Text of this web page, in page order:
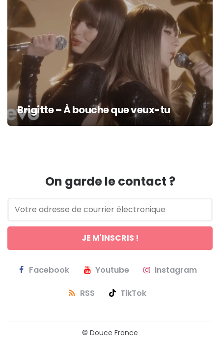
Brigitte – À bouche que veux-tu
On garde le contact ?
Facebook Youtube Instagram
RSS TikTok
© Douce France